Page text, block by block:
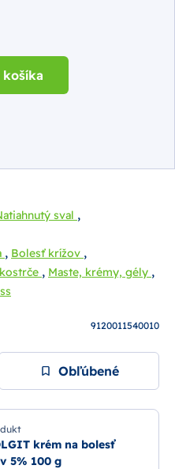
sval ,
, Bolesť krížov ,
, Maste, krémy, gély ,
9120011540010
Obľúbené
krém na bolesť
5% 100 g